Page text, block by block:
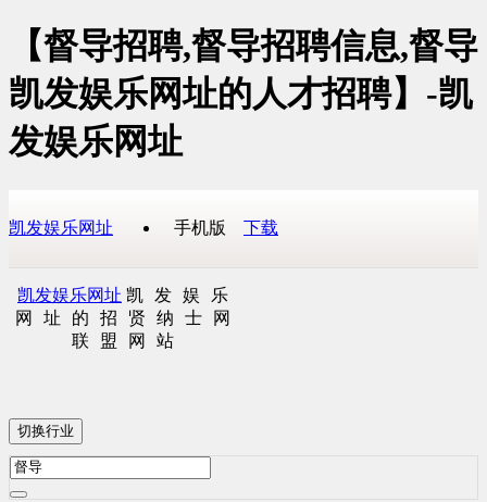
【督导招聘,督导招聘信息,督导
凯发娱乐网址的人才招聘】-凯
发娱乐网址
凯发娱乐网址 手机版 下载
凯发娱乐网址 凯发娱乐
网址的招贤纳士网
联盟网站
切换行业